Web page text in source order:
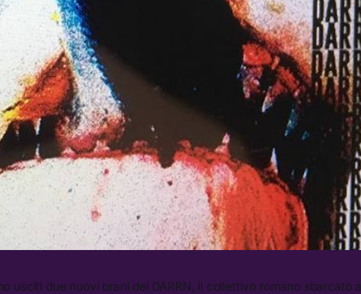
usciti due nuovi brani dei DARRN, il collettivo romano sbarcato a